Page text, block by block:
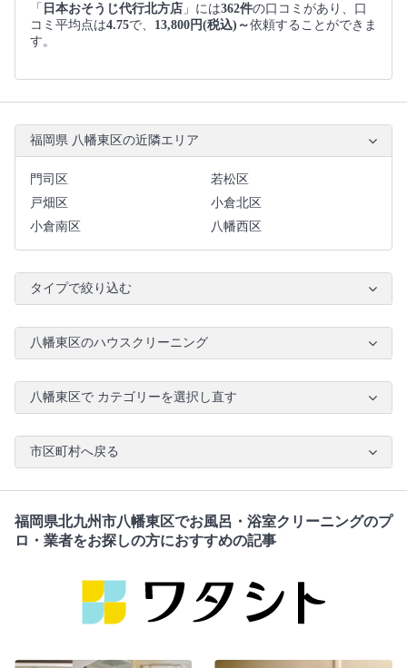
「 日本おそうじ代行北方店 」には362件の口コミがあり、口
コミ平均点は4.75で、 13,800円(税込)～依頼することができま
す。
福岡県 八幡東区の近隣エリア
門司区
若松区
戸畑区
小倉北区
小倉南区
八幡西区
タイプで絞り込む
八幡東区のハウスクリーニング
八幡東区で カテゴリーを選択し直す
市区町村へ戻る
福岡県北九州市八幡東区でお風呂・浴室クリーニングのプ
ロ・業者をお探しの方におすすめの記事